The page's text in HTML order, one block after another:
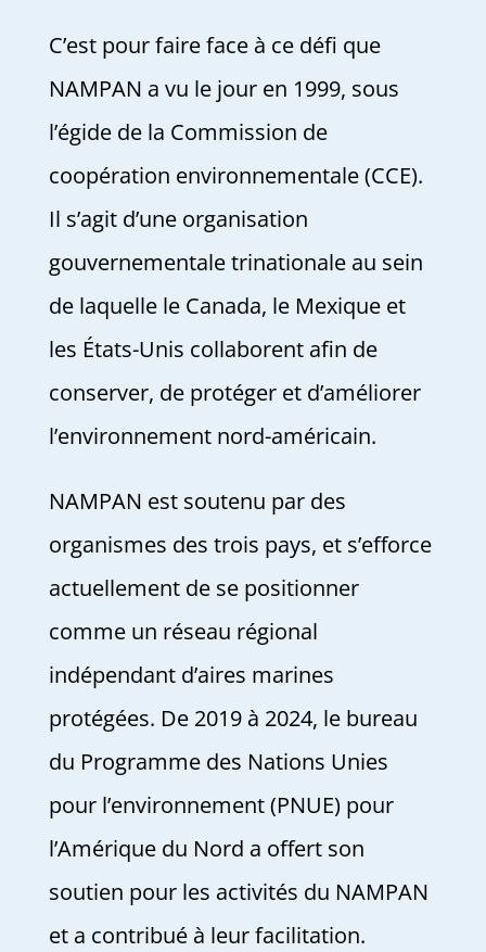
C’est pour faire face à ce défi que
NAMPAN a vu le jour en 1999, sous
l’égide de la Commission de
coopération environnementale (CCE).
Il s’agit d’une organisation
gouvernementale trinationale au sein
de laquelle le Canada, le Mexique et
les États-Unis collaborent afin de
conserver, de protéger et d’améliorer
l’environnement nord-américain.
NAMPAN est soutenu par des
organismes des trois pays, et s’efforce
actuellement de se positionner
comme un réseau régional
indépendant d’aires marines
protégées. De 2019 à 2024, le bureau
du Programme des Nations Unies
pour l’environnement (PNUE) pour
l’Amérique du Nord a offert son
soutien pour les activités du NAMPAN
et a contribué à leur facilitation.